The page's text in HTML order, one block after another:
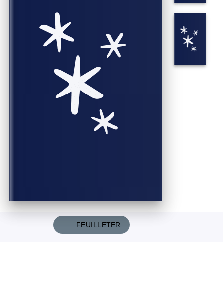
FEUILLETER